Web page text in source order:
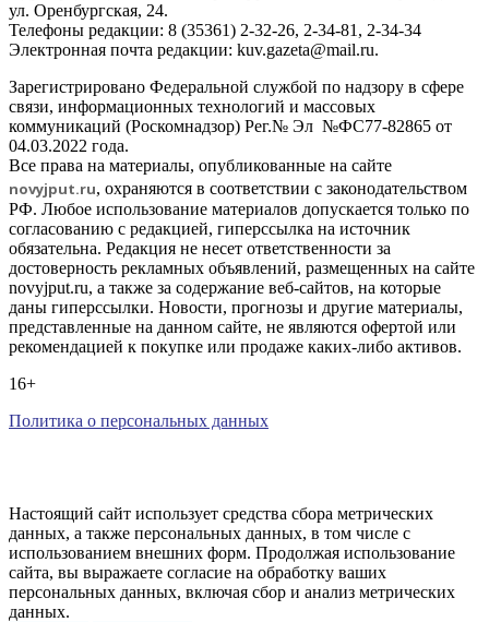
ул. Оренбургская, 24.
Телефоны редакции: 8 (35361) 2-32-26, 2-34-81, 2-34-34
Электронная почта редакции: kuv.gazeta@mail.ru.
Зарегистрировано Федеральной службой по надзору в сфере
связи, информационных технологий и массовых
коммуникаций (Роскомнадзор) Рег.№ Эл №ФС77-82865 от
04.03.2022 года.
Все права на материалы, опубликованные на сайте
novyjput.ru, охраняются в соответствии с законодательством
РФ. Любое использование материалов допускается только по
согласованию с редакцией, гиперссылка на источник
обязательна. Редакция не несет ответственности за
достоверность рекламных объявлений, размещенных на сайте
novyjput.ru, а также за содержание веб-сайтов, на которые
даны гиперссылки. Новости, прогнозы и другие материалы,
представленные на данном сайте, не являются офертой или
рекомендацией к покупке или продаже каких-либо активов.
16+
Политика о персональных данных
Настоящий сайт использует средства сбора метрических
данных, а также персональных данных, в том числе с
использованием внешних форм. Продолжая использование
сайта, вы выражаете согласие на обработку ваших
персональных данных, включая сбор и анализ метрических
данных.